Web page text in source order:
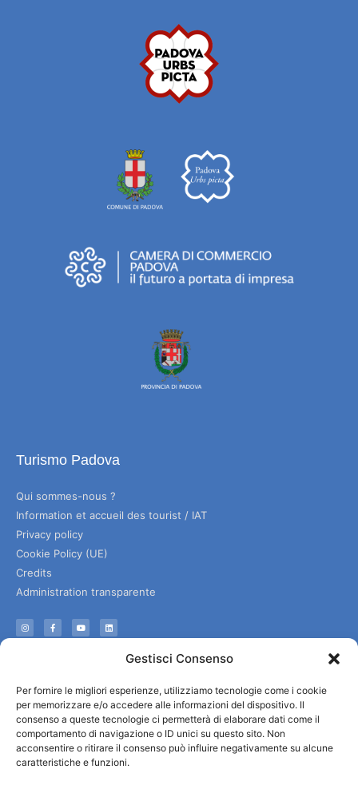
Gestisci Consenso
Per fornire le migliori esperienze, utilizziamo tecnologie come i cookie
per memorizzare e/o accedere alle informazioni del dispositivo. Il
consenso a queste tecnologie ci permetterà di elaborare dati come il
comportamento di navigazione o ID unici su questo sito. Non
acconsentire o ritirare il consenso può influire negativamente su alcune
caratteristiche e funzioni.
Turismo Padova
Qui sommes-nous ?
Information et accueil des tourist / IAT
Privacy policy
Cookie Policy (UE)
Credits
Administration transparente
Services utiles
Télécharger les brochures